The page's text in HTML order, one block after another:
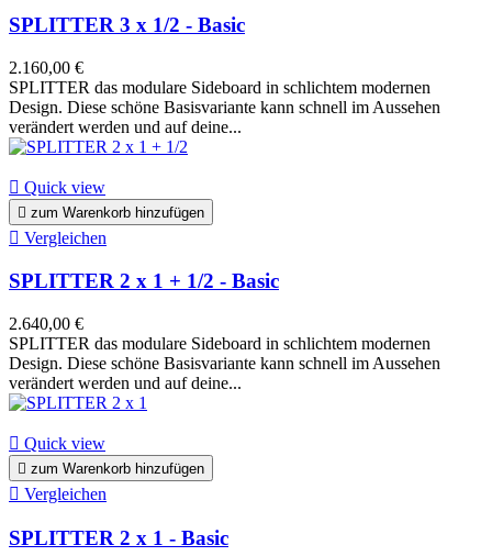
SPLITTER 3 x 1/2 - Basic
2.160,00 €
SPLITTER das modulare Sideboard in schlichtem modernen
Design. Diese schöne Basisvariante kann schnell im Aussehen
verändert werden und auf deine...
 Quick view
 zum Warenkorb hinzufügen
 Vergleichen
SPLITTER 2 x 1 + 1/2 - Basic
2.640,00 €
SPLITTER das modulare Sideboard in schlichtem modernen
Design. Diese schöne Basisvariante kann schnell im Aussehen
verändert werden und auf deine...
 Quick view
 zum Warenkorb hinzufügen
 Vergleichen
SPLITTER 2 x 1 - Basic